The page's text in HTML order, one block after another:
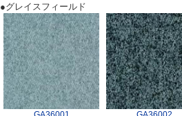
●グレイスフィールド